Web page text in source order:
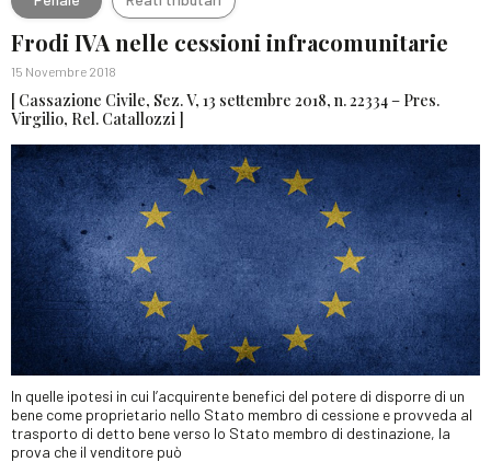
Frodi IVA nelle cessioni infracomunitarie
15 Novembre 2018
[ Cassazione Civile, Sez. V, 13 settembre 2018, n. 22334 – Pres.
Virgilio, Rel. Catallozzi ]
In quelle ipotesi in cui l’acquirente benefici del potere di disporre di un
bene come proprietario nello Stato membro di cessione e provveda al
trasporto di detto bene verso lo Stato membro di destinazione, la
prova che il venditore può